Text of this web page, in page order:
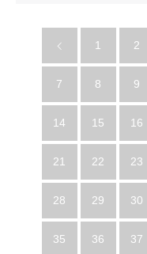
1 2
7 8 9
14 15 16
21 22 23
28 29 30
35 36 37